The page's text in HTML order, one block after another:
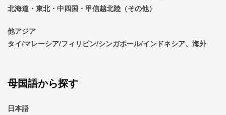
北海道・東北・中四国・甲信越北陸（その他）
他アジア
タイ/マレーシア/フィリピン/シンガポール/インドネシア、海外
母国語から探す
日本語